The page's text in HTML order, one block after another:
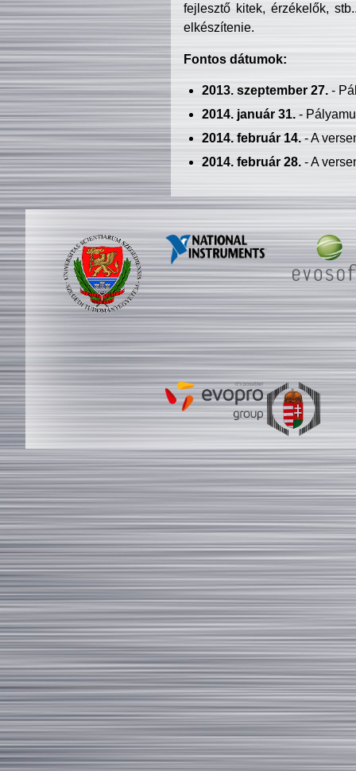
fejlesztő kitek, érzékelők,
elkészítenie.
Fontos dátumok:
2013. szeptember 27.-
2014. január 31.-
2014. február 14.- A
2014. február 28.- A